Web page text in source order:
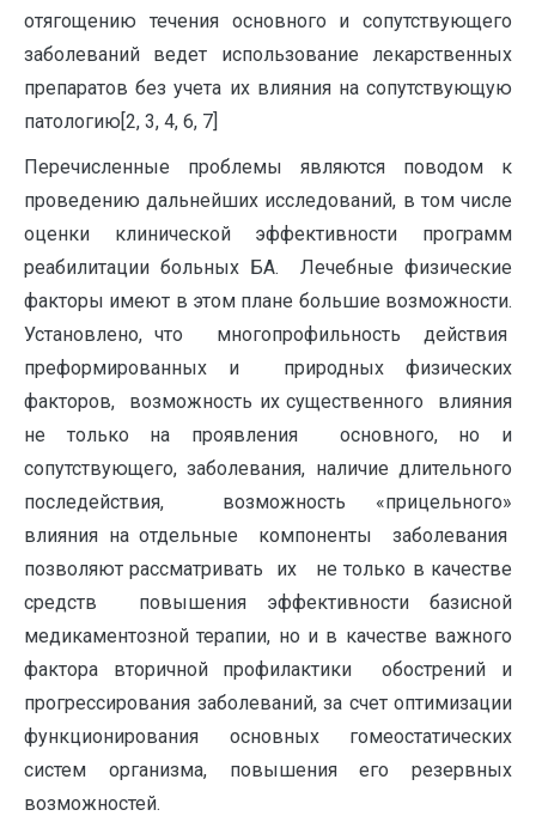
отягощению течения основного и сопутствующего
заболеваний ведет использование лекарственных
препаратов без учета их влияния на сопутствующую
патологию[2, 3, 4, 6, 7]
Перечисленные проблемы являются поводом к
проведению дальнейших исследований, в том числе
оценки клинической эффективности программ
реабилитации больных БА. Лечебные физические
факторы имеют в этом плане большие возможности.
Установлено, что многопрофильность действия
преформированных и природных физических
факторов, возможность их существенного влияния
не только на проявления основного, но и
сопутствующего, заболевания, наличие длительного
последействия, возможность «прицельного»
влияния на отдельные компоненты заболевания
позволяют рассматривать их не только в качестве
средств повышения эффективности базисной
медикаментозной терапии, но и в качестве важного
фактора вторичной профилактики обострений и
прогрессирования заболеваний, за счет оптимизации
функционирования основных гомеостатических
систем организма, повышения его резервных
возможностей.